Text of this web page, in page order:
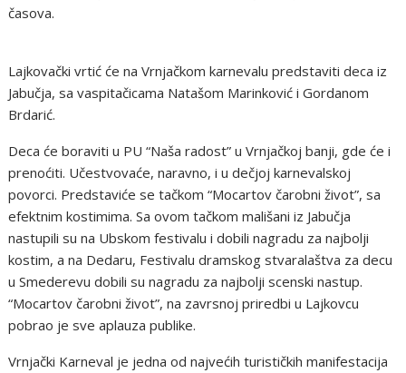
časova.
Lajkovački vrtić će na Vrnjačkom karnevalu predstaviti deca iz
Jabučja, sa vaspitačicama Natašom Marinković i Gordanom
Brdarić.
Deca će boraviti u PU “Naša radost” u Vrnjačkoj banji, gde će i
prenoćiti. Učestvovaće, naravno, i u dečjoj karnevalskoj
povorci. Predstaviće se tačkom “Mocartov čarobni život”, sa
efektnim kostimima. Sa ovom tačkom mališani iz Jabučja
nastupili su na Ubskom festivalu i dobili nagradu za najbolji
kostim, a na Dedaru, Festivalu dramskog stvaralaštva za decu
u Smederevu dobili su nagradu za najbolji scenski nastup.
“Mocartov čarobni život”, na zavrsnoj priredbi u Lajkovcu
pobrao je sve aplauza publike.
Vrnjački Karneval je jedna od najvećih turističkih manifestacija